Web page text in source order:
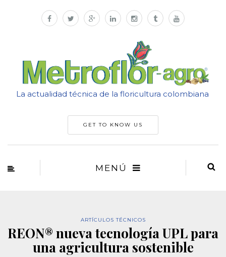
La actualidad técnica de la floricultura colombiana
GET TO KNOW US
MENÚ
ARTÍCULOS TÉCNICOS
REON® nueva tecnología UPL para
una agricultura sostenible